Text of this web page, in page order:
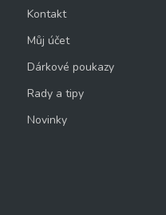
Kontakt
Můj účet
Dárkové poukazy
Rady a tipy
Novinky